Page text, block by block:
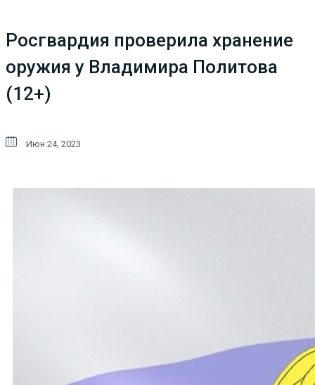
Росгвардия проверила хранение
оружия у Владимира Политова
(12+)
Июн 24, 2023